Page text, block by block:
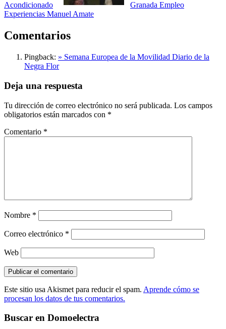
Acondicionado
Granada Empleo
Experiencias Manuel Amate
Comentarios
Pingback: » Semana Europea de la Movilidad Diario de la
Negra Flor
Deja una respuesta
Tu dirección de correo electrónico no será publicada. Los campos
obligatorios están marcados con *
Comentario *
Nombre *
Correo electrónico *
Web
Este sitio usa Akismet para reducir el spam. Aprende cómo se
procesan los datos de tus comentarios.
Buscar en Domoelectra